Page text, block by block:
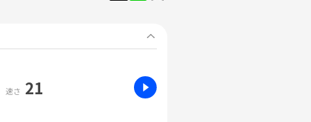
速さ 21